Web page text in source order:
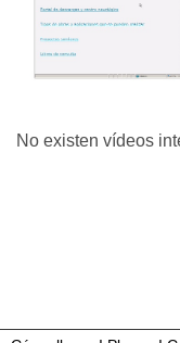
No existen vídeos